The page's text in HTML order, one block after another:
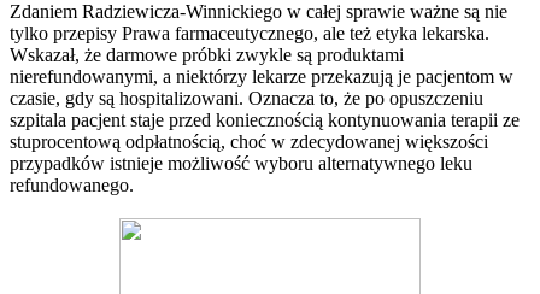
Zdaniem Radziewicza-Winnickiego w całej sprawie ważne są nie
tylko przepisy Prawa farmaceutycznego, ale też etyka lekarska.
Wskazał, że darmowe próbki zwykle są produktami
nierefundowanymi, a niektórzy lekarze przekazują je pacjentom w
czasie, gdy są hospitalizowani. Oznacza to, że po opuszczeniu
szpitala pacjent staje przed koniecznością kontynuowania terapii ze
stuprocentową odpłatnością, choć w zdecydowanej większości
przypadków istnieje możliwość wyboru alternatywnego leku
refundowanego.